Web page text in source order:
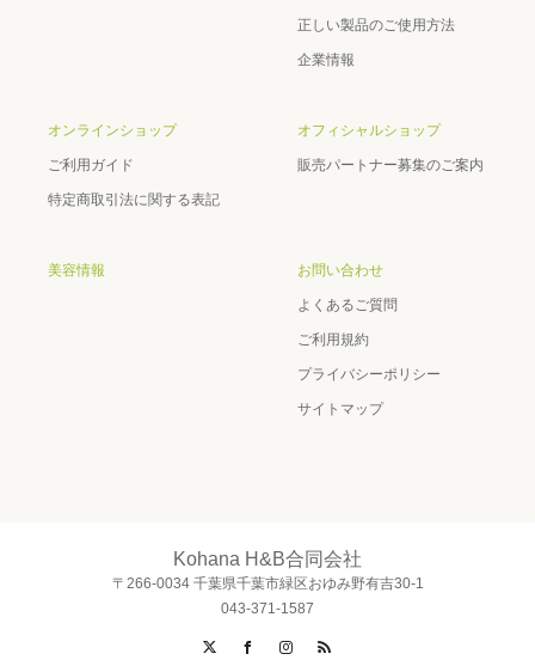
正しい製品のご使用方法
企業情報
オンラインショップ
ご利用ガイド
特定商取引法に関する表記
オフィシャルショップ
販売パートナー募集のご案内
美容情報 お問い合わせ
よくあるご質問
ご利用規約
プライバシーポリシー
サイトマップ
Kohana H&B合同会社
〒266-0034 千葉県千葉市緑区おゆみ野有吉30-1
043-371-1587
Twitter
FacebookInstagram